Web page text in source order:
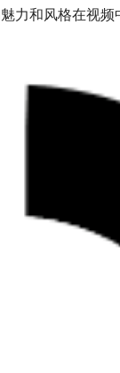
力和风格在视